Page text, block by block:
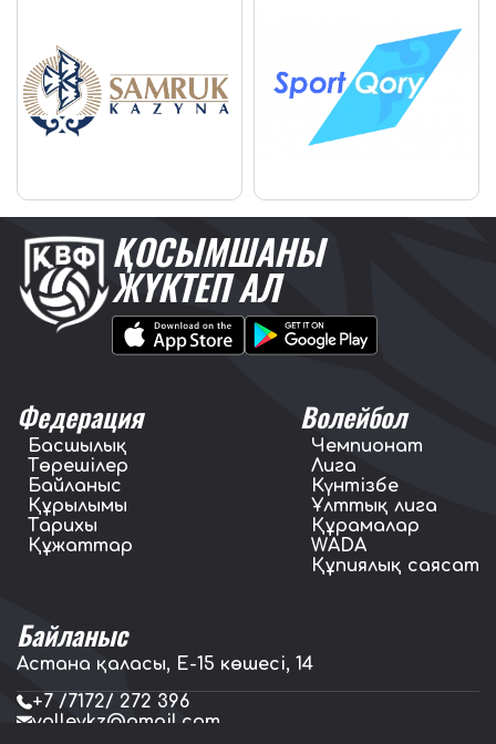
ҚОСЫМШАНЫ
ЖҮКТЕП АЛ
Федерация
Басшылық
Төрешілер
Байланыс
Құрылымы
Тарихы
Құжаттар
Волейбол
Чемпионат
Лига
Күнтізбе
Ұлттық лига
Құрамалар
WADA
Құпиялық саясат
Байланыс
Астана қаласы, E-15 көшесі, 14
+7 /7172/ 272 396
volleykz@gmail.com